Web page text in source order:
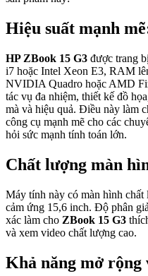
Hiệu suất mạnh
HP ZBook 15 G3 được trang
i7 hoặc Intel Xeon E3, RAM
NVIDIA Quadro hoặc AMD
tác vụ đa nhiệm, thiết kế đồ
mà và hiệu quả. Điều này làm
công cụ mạnh mẽ cho các
hỏi sức mạnh tính toán lớn.
Chất lượng màn
Máy tính này có màn hình
cảm ứng 15,6 inch. Độ phân
xác làm cho ZBook 15 G3
và xem video chất lượng cao.
Khả năng mở